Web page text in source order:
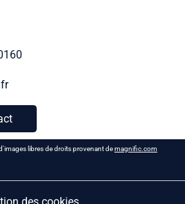
libres de droits provenant demagnific.com